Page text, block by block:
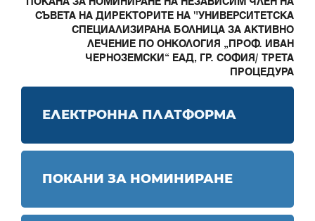
СЪВЕТА НА ДИРЕКТОРИТЕ НА "УНИВЕРСИТЕТСКА
СПЕЦИАЛИЗИРАНА БОЛНИЦА ЗА АКТИВНО
ЛЕЧЕНИЕ ПО ОНКОЛОГИЯ „ПРОФ. ИВАН
ЧЕРНОЗЕМСКИ“ ЕАД, ГР. СОФИЯ/ ТРЕТА
ПРОЦЕДУРА
ЕЛЕКТРОННА ПЛАТФОРМА
ПОКАНИ ЗА НОМИНИРАНЕ